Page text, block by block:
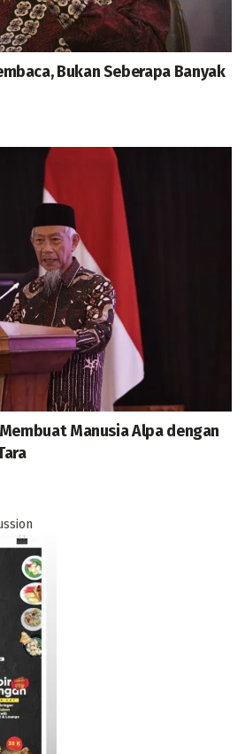
Bukan Seberapa Banyak
Manusia Alpa dengan